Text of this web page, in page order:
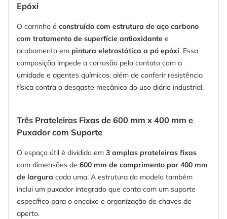
Epóxi
O carrinho é construído com estrutura de aço carbono
com tratamento de superfície antioxidante e
acabamento em pintura eletrostática a pó epóxi. Essa
composição impede a corrosão pelo contato com a
umidade e agentes químicos, além de conferir resistência
física contra o desgaste mecânico do uso diário industrial.
Três Prateleiras Fixas de 600 mm x 400 mm e
Puxador com Suporte
O espaço útil é dividido em 3 amplas prateleiras fixas
com dimensões de 600 mm de comprimento por 400 mm
de largura cada uma. A estrutura do modelo também
inclui um puxador integrado que conta com um suporte
específico para o encaixe e organização de chaves de
aperto.